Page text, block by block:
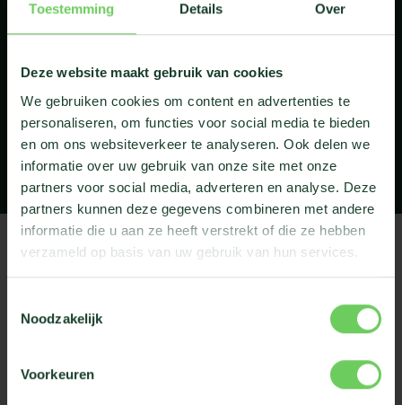
Toestemming Details Over
Deze website maakt gebruik van cookies
We gebruiken cookies om content en advertenties te
personaliseren, om functies voor social media te bieden
en om ons websiteverkeer te analyseren. Ook delen we
informatie over uw gebruik van onze site met onze
partners voor social media, adverteren en analyse. Deze
partners kunnen deze gegevens combineren met andere
informatie die u aan ze heeft verstrekt of die ze hebben
verzameld op basis van uw gebruik van hun services.
Noodzakelijk
Voorkeuren
Nous vous en remercions. Nous vous
demande et trouver la meilleure formule pour
votre entreprise. A bientôt !
retour à la page d'acceuil